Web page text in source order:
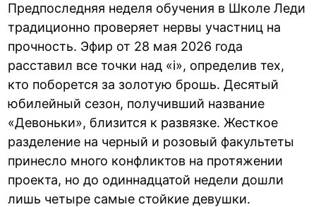
Предпоследняя неделя обучения в Школе Леди
традиционно проверяет нервы участниц на
прочность. Эфир от 28 мая 2026 года
расставил все точки над «i», определив тех,
кто поборется за золотую брошь. Десятый
юбилейный сезон, получивший название
«Девоньки», близится к развязке. Жесткое
разделение на черный и розовый факультеты
принесло много конфликтов на протяжении
проекта, но до одиннадцатой недели дошли
лишь четыре самые стойкие девушки.